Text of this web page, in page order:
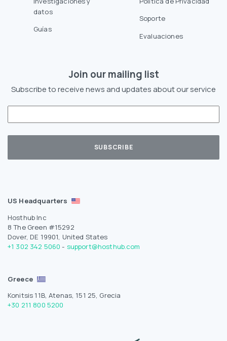
datos
Guías
Soporte
Evaluaciones
Join our mailing list
Subscribe to receive news and updates about our service
US Headquarters
Hosthub Inc
8 The Green #15292
Dover, DE 19901, United States
+1 302 342 5060 - support@hosthub.com
Greece
Konitsis 11B, Atenas, 151 25, Grecia
+30 211 800 5200